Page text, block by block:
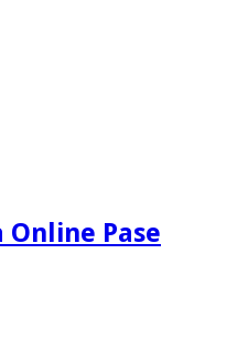
Online Pase